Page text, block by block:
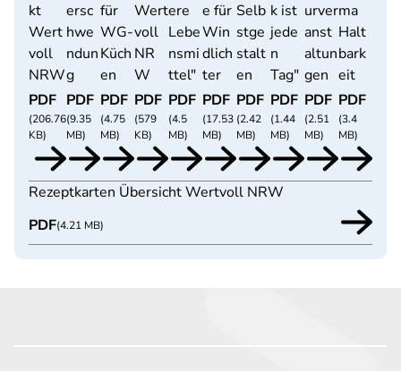
kt
Wert
voll
NRW
PDF
(206.76
KB)
ersc
hwe
ndun
g
PDF
(9.35
MB)
für
WG-
Küch
en
PDF
(4.75
MB)
Wert
voll
NR
W
PDF
(579
KB)
ere
Lebe
nsmi
ttel"
PDF
(4.5
MB)
e für
Win
dlich
ter
PDF
(17.53
MB)
Selb
stge
stalt
en
PDF
(2.42
MB)
k ist
jede
n
Tag"
PDF
(1.44
MB)
urver
anst
altun
gen
PDF
(2.51
MB)
ma
Halt
bark
eit
PDF
(3.4
MB)
Rezeptkarten Übersicht Wertvoll NRW
PDF(4.21 MB)